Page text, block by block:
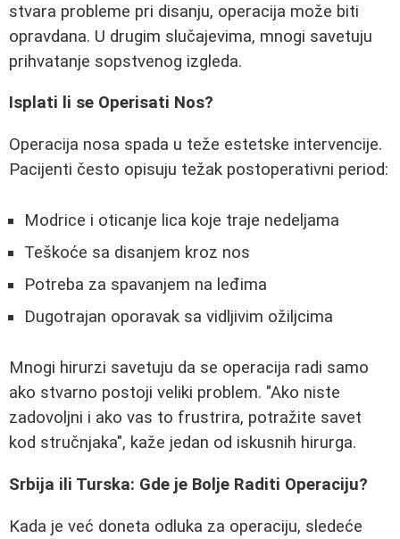
stvara probleme pri disanju, operacija može biti
opravdana. U drugim slučajevima, mnogi savetuju
prihvatanje sopstvenog izgleda.
Isplati li se Operisati Nos?
Operacija nosa spada u teže estetske intervencije.
Pacijenti često opisuju težak postoperativni period:
Modrice i oticanje lica koje traje nedeljama
Teškoće sa disanjem kroz nos
Potreba za spavanjem na leđima
Dugotrajan oporavak sa vidljivim ožiljcima
Mnogi hirurzi savetuju da se operacija radi samo
ako stvarno postoji veliki problem. "Ako niste
zadovoljni i ako vas to frustrira, potražite savet
kod stručnjaka", kaže jedan od iskusnih hirurga.
Srbija ili Turska: Gde je Bolje Raditi Operaciju?
Kada je već doneta odluka za operaciju, sledeće